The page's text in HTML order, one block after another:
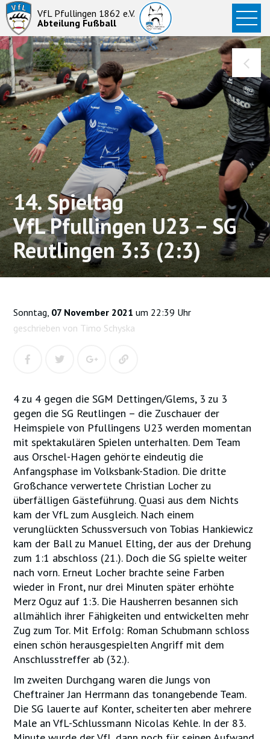
VfL Pfullingen 1862 e.V.
Abteilung Fußball
Startseite
News
Aktive
Junioren
Abteilung
14. Spieltag
VfL Pfullingen U23 – SG
Reutlingen 3:3 (2:3)
Sonntag, 07 November 2021 um 22:39 Uhr
geschrieben von Timo Schyska
4 zu 4 gegen die SGM Dettingen/Glems, 3 zu 3
gegen die SG Reutlingen – die Zuschauer der
Heimspiele von Pfullingens U23 werden momentan
mit spektakulären Spielen unterhalten. Dem Team
aus Orschel-Hagen gehörte eindeutig die
Anfangsphase im Volksbank-Stadion. Die dritte
Großchance verwertete Christian Locher zu
überfälligen Gästeführung. Quasi aus dem Nichts
kam der VfL zum Ausgleich. Nach einem
verunglückten Schussversuch von Tobias Hankiewicz
kam der Ball zu Manuel Elting, der aus der Drehung
zum 1:1 abschloss (21.). Doch die SG spielte weiter
nach vorn. Erneut Locher brachte seine Farben
wieder in Front, nur drei Minuten später erhöhte
Merz Oguz auf 1:3. Die Hausherren besannen sich
allmählich ihrer Fähigkeiten und entwickelten mehr
Zug zum Tor. Mit Erfolg: Roman Schubmann schloss
einen schön herausgespielten Angriff mit dem
Anschlusstreffer ab (32.).
Im zweiten Durchgang waren die Jungs von
Cheftrainer Jan Herrmann das tonangebende Team.
Die SG lauerte auf Konter, scheiterten aber mehrere
Male an VfL-Schlussmann Nicolas Kehle. In der 83.